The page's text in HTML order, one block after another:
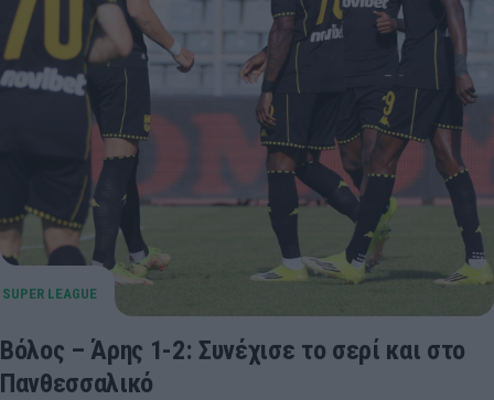
Βόλος – Άρης 1-2: Συνέχισε το σερί και στο
Πανθεσσαλικό